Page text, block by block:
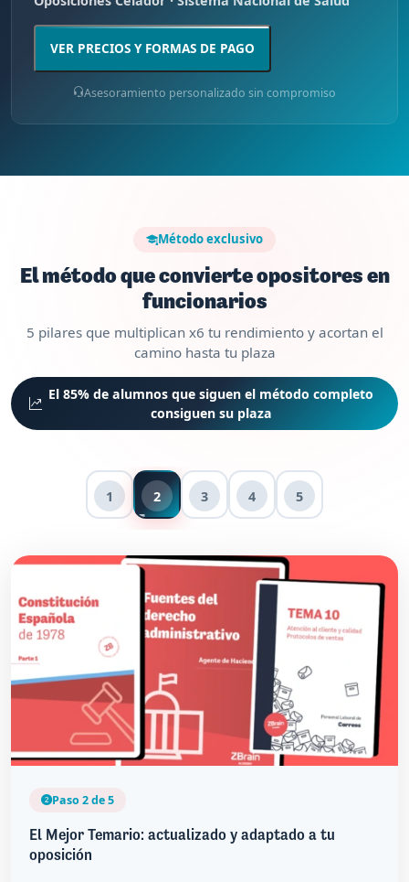
VER PRECIOS Y FORMAS DE PAGO
Asesoramiento personalizado sin compromiso
Método exclusivo
El método que convierte opositores en
funcionarios
5 pilares que multiplican x6 tu rendimiento y acortan el
camino hasta tu plaza
El 85% de alumnos que siguen el método completo
consiguen su plaza
1 2 3 4 5
Paso 2 de 5
El Mejor Temario: actualizado y adaptado a tu
oposición